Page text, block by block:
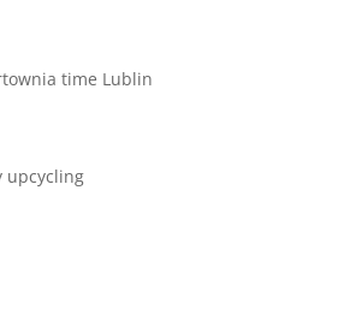
time Lublin
upcycling